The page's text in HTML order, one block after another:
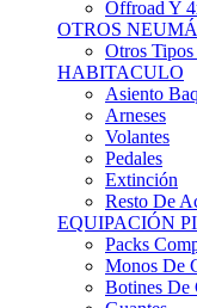
Otros Tipos
HABITACULO
Asiento
Arneses
Volantes
Pedales
Extinción
Resto De
EQUIPACIÓN
Packs
Monos De
Botines De
Guantes
Ropa